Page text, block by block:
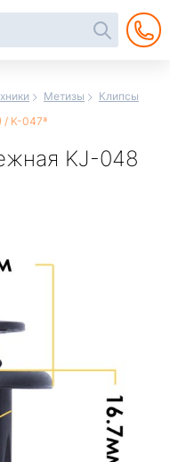
Метизы
Клипсы
/ K-047ª
KJ-048